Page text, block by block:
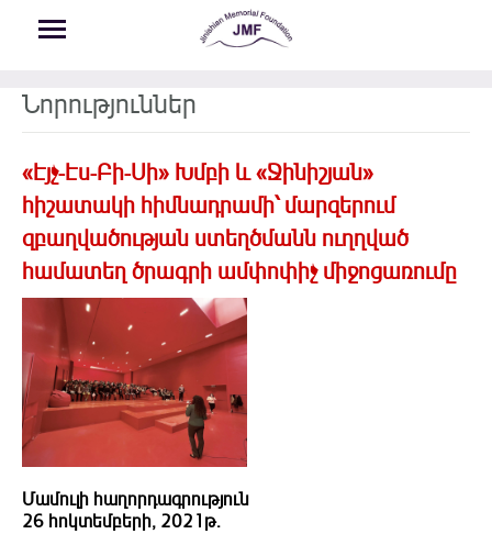
Նորություններ
«Էյչ-Էս-Բի-Սի» Խմբի և «Ջինիշյան»
հիշատակի հիմնադրամի՝ մարզերում
զբաղվածության ստեղծմանն ուղղված
համատեղ ծրագրի ամփոփիչ միջոցառումը
Մամուլի հաղորդագրություն
26 հոկտեմբերի, 2021թ.